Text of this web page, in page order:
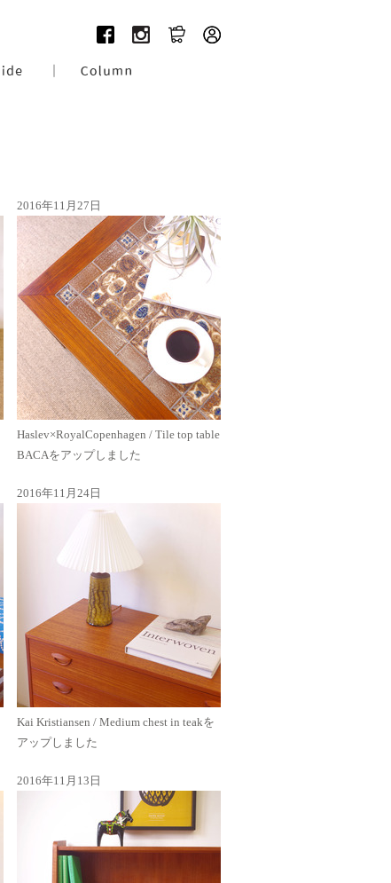
2016年11月27日
Haslev×RoyalCopenhagen / Tile top table
BACAをアップしました
2016年11月24日
Kai Kristiansen / Medium chest in teakを
アップしました
2016年11月13日